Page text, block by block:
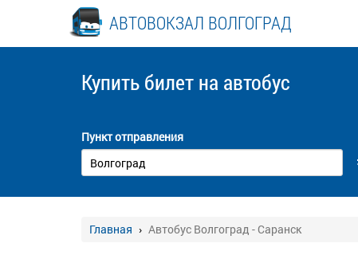
АВТОВОКЗАЛ ВОЛГОГРАД
Купить билет на автобус
Пункт отправления
Главная Автобус Волгоград - Саранск